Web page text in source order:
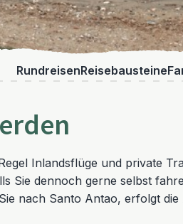
RundreisenReisebausteine
Inlandsflüge und private
Sie dennoch gerne selbst
nach Santo Antao, erfolgt